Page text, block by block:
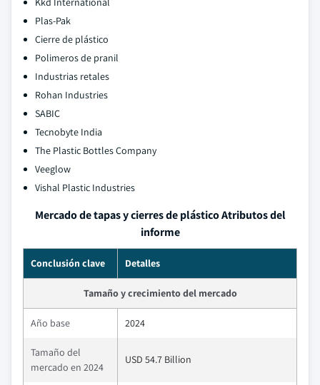
Plas-Pak
Cierre de plástico
Polimeros de pranil
Industrias retales
Rohan Industries
SABIC
Tecnobyte India
The Plastic Bottles Company
Veeglow
Vishal Plastic Industries
Mercado de tapas y cierres de plástico Atributos del
informe
Conclusión clave Detalles
Tamaño y crecimiento del mercado
Año base 2024
Tamaño del
mercado en 2024
USD 54.7 Billion